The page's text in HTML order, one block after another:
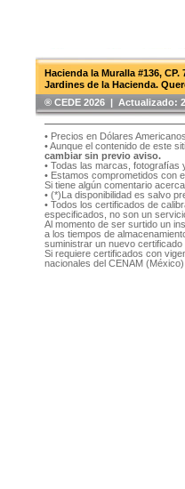
Hacienda la Muralla #136, CP.
Jardines de la Hacienda.
®️ CEDE 2026 | Actualizado:
• Precios en Dólares
• Aunque el contenido de este
cambiar sin previo aviso.
• Todas las marcas,
• Estamos comprometidos con
Si tiene algún comentario
• (*)La disponibilidad es salvo
• Todos los certificados de
especificados, no son un
Al momento de ser surtido un
a los tiempos de
suministrar un nuevo
Si requiere certificados con
nacionales del CENAM